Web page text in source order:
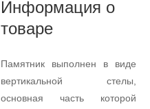
Информация о
товаре
Памятник выполнен в виде
вертикальной стелы,
основная часть которой